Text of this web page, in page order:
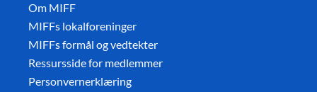
Om MIFF
MIFFs lokalforeninger
MIFFs formål og vedtekter
Ressursside for medlemmer
Personvernerklæring